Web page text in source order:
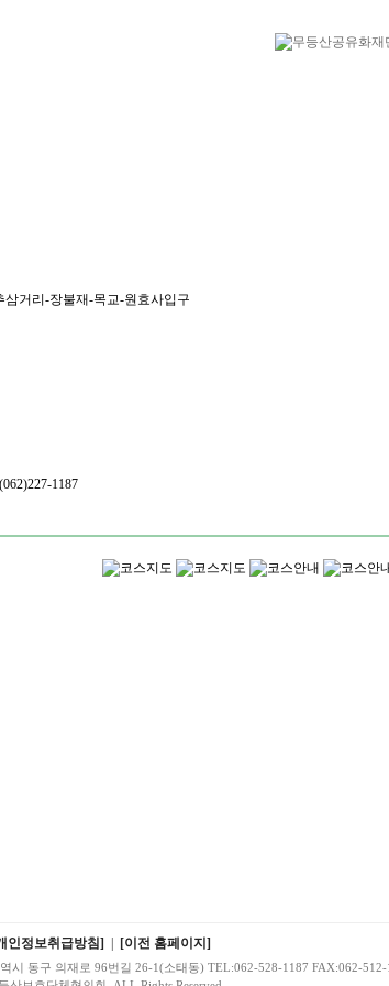
거리-장불재-목교-원효사입구
1187
인정보취급방침] [이전 홈페이지]
시 동구 의재로 96번길 26-1(소태동) TEL:062-528-1187 FAX:062-512-